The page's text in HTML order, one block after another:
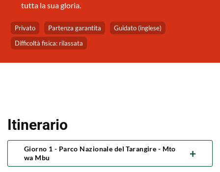
tutta la sua gloria.
Privato Partenza garantita
Guidato (inglese)
Difficoltà fisica: rilassata
Itinerario
Giorno 1 - Parco Nazionale del Tarangire - Mto
wa Mbu